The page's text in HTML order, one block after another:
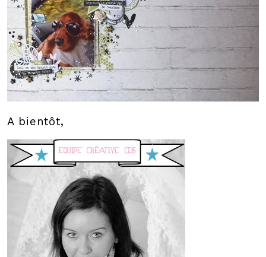
A bientôt,